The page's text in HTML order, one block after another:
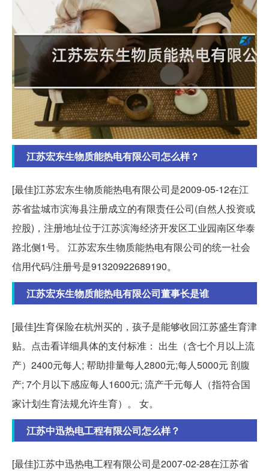
江苏宏东生物质能热电有限公司怎么样？
[最佳]江苏宏东生物质能热电有限公司是2009-05-12在江
苏省盐城市滨海县注册成立的有限责任公司(自然人投资或
控股)，注册地址位于江苏滨海经济开发区工业园南区华泰
路北侧1号。 江苏宏东生物质能热电有限公司的统一社会
信用代码/注册号是91320922689190。
江苏宏东生物质能热电有限公司董事长是谁
[最佳]生育保险在杭州买的，孩子是能够收回江苏盛生育津
贴。点击看详细具体的支付标准： 出生（含七个月以上流
产）2400元每人; 帮助排量每人2800元;每人5000元 剖腹
产; 7个月以下感应每人1600元; 流产千元每人（指符合国
家计划生育法规允许生育）。 女。
江苏中迅热电工程有限公司怎么样？
[最佳]江苏中迅热电工程有限公司是2007-02-28在江苏省